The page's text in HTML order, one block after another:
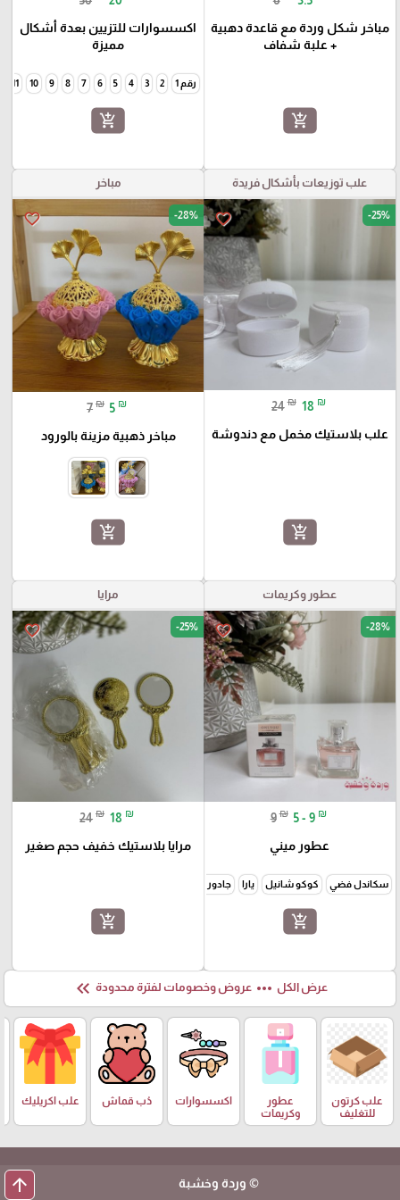
مباخر شكل وردة مع قاعدة دهبية
+ علبة شفاف
add_shopping_cart
اكسسوارات للتزيين بعدة أشكال
مميزة
رقم 1 2
3
4
5
6
7
8
9
10
11
add_shopping_cart
علب توزيعات بأشكال فريدة
favorite_border -25%
24 ₪ 18 ₪
علب بلاستيك مخمل مع دندوشة
add_shopping_cart
مباخر
favorite_border -28%
7 ₪ 5 ₪
مباخر ذهبية مزينة بالورود
add_shopping_cart
عطور وكريمات
favorite_border -28%
9 ₪ 5 - 9 ₪
عطور ميني
سكاندل فضي كوكو شانيل يارا جادور شكل الجوهرة
add_shopping_cart
مرايا
favorite_border -25%
24 ₪ 18 ₪
مرايا بلاستيك خفيف حجم صغير
add_shopping_cart
عرض الكل more_horiz عروض وخصومات لفترة محدودة keyboard_double_arrow_left
علب كرتون
للتغليف
عطور
وكريمات
اكسسوارات دُب قماش علب اكريليك
© وردة وخشبة arrow_upward